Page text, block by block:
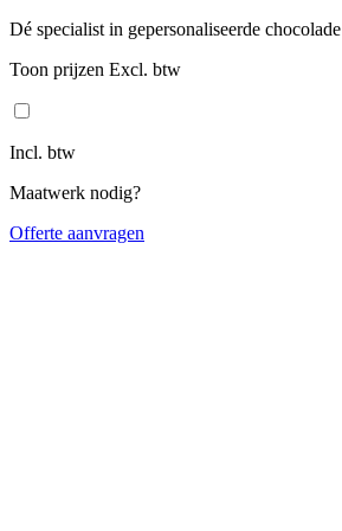
Dé specialist in gepersonaliseerde chocolade
Toon prijzen Excl. btw
Incl. btw
Maatwerk nodig?
Offerte aanvragen